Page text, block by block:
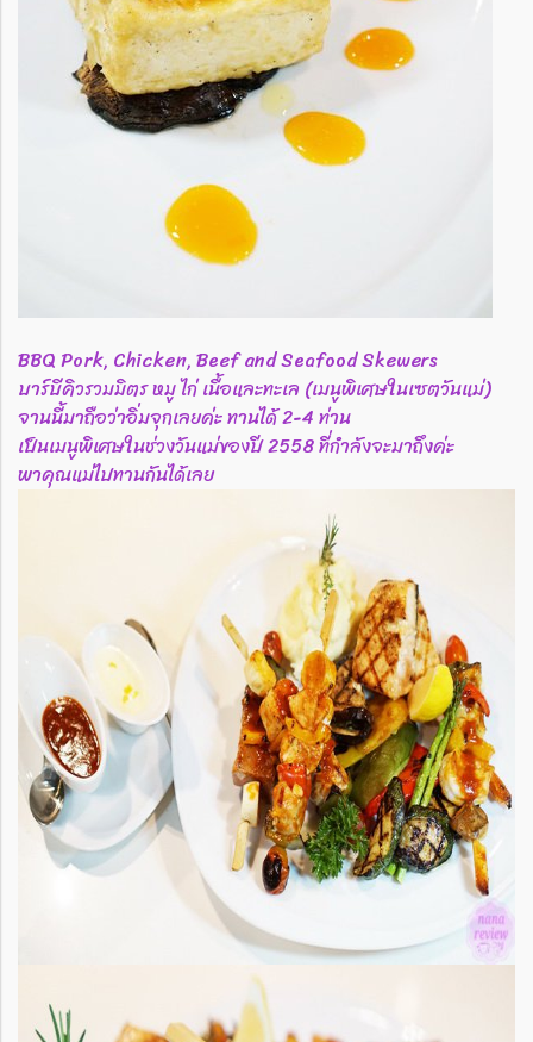
BBQ Pork, Chicken, Beef and Seafood Skewers
บาร์บีคิวรวมมิตร หมู ไก่ เนื้อและทะเล (เมนูพิเศษในเซตวันแม่)
จานนี้มาถือว่าอิ่มจุกเลยค่ะ ทานได้ 2-4 ท่าน
เป็นเมนูพิเศษในช่วงวันแม่ของปี 2558 ที่กำลังจะมาถึงค่ะ
พาคุณแม่ไปทานกันได้เลย